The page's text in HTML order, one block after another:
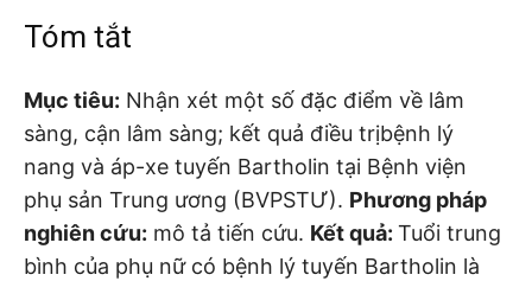
Tóm tắt
Mục tiêu: Nhận xét một số đặc điểm về lâm
sàng, cận lâm sàng; kết quả điều trịbệnh lý
nang và áp-xe tuyến Bartholin tại Bệnh viện
phụ sản Trung ương (BVPSTƯ). Phương pháp
nghiên cứu: mô tả tiến cứu. Kết quả: Tuổi trung
bình của phụ nữ có bệnh lý tuyến Bartholin là